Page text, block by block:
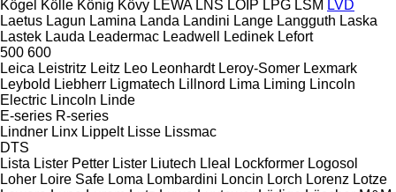
Kögel Kölle König Kövy LEWA LNS LOIP LPG LSM LVD
Laetus Lagun Lamina Landa Landini Lange Langguth Laska
Lastek Lauda Leadermac Leadwell Ledinek Lefort
500 600
Leica Leistritz Leitz Leo Leonhardt Leroy-Somer Lexmark
Leybold Liebherr Ligmatech Lillnord Lima Liming Lincoln
Electric Lincoln Linde
E-series R-series
Lindner Linx Lippelt Lisse Lissmac
DTS
Lista Lister Petter Lister Liutech Lleal Lockformer Logosol
Loher Loire Safe Loma Lombardini Loncin Lorch Lorenz Lotze